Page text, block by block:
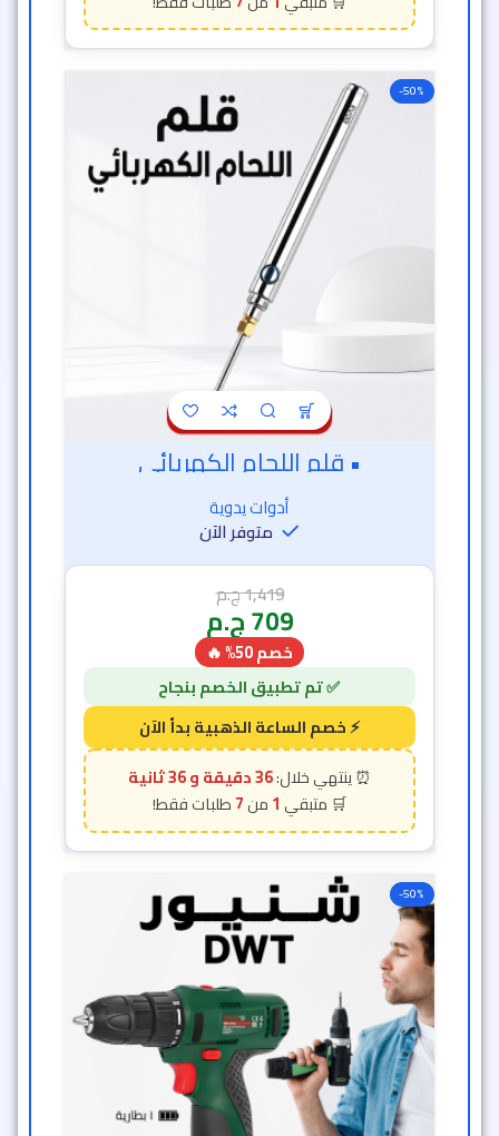
• قلم اللحام الكهربائي
أدوات يدوية
متوفر الآن
ج.م
709 ج.م
خصم 50% 🔥
36 دقيقة و 33 ثانية
1
7
• شنيور 1 بطارية 12 فولت DWT
أدوات يدوية
متوفر الآن